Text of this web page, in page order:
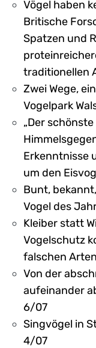
Vögel haben
Britische
Spatzen und
traditionellen
Zwei Wege,
Vogelpark
„Der
Erkenntnisse
um den
Bunt,
Vogel des
Kleiber statt
Vogelschutz
falschen
Von der
aufeinander
6/07
Singvögel in
4/07